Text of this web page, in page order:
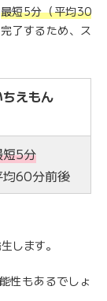
最短5分（平均30
了するため、ス
ちえもん
短5分
均60分前後
します。
性もあるでしょ